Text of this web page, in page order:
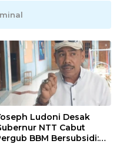
Ludoni Desak
NTT Cabut
BBM Bersubsidi: